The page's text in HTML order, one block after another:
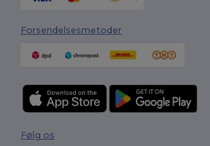
Forsendelsesmetoder
Følg os